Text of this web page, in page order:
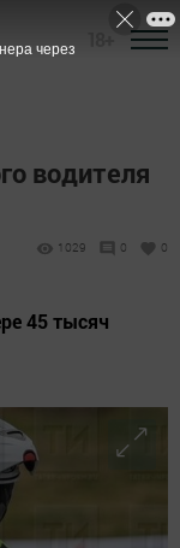
водителя
1029 0 0
45 тысяч
через